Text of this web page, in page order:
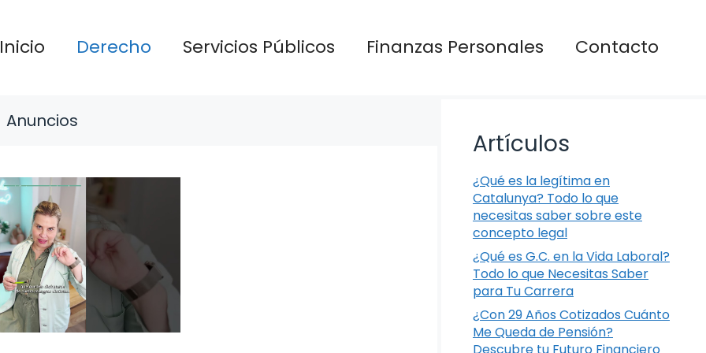
Inicio Derecho Servicios Públicos Finanzas Personales Contacto
Anuncios
Artículos
¿Qué es la legítima en
Catalunya? Todo lo que
necesitas saber sobre este
concepto legal
¿Qué es G.C. en la Vida Laboral?
Todo lo que Necesitas Saber
para Tu Carrera
¿Con 29 Años Cotizados Cuánto
Me Queda de Pensión?